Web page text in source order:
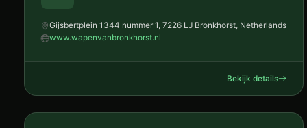
Gijsbertplein 1344 nummer 1, 7226 LJ Bronkhorst, Netherlands
www.wapenvanbronkhorst.nl
Bekijk details